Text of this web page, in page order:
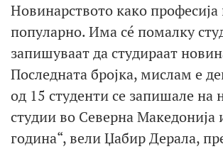
Новинарството како професија
популарно. Има сé помалку
запишуваат да студираат
Последната бројка, мислам е
од 15 студенти се запишале на
студии во Северна Македонија
година“, вели Џабир Дерала,